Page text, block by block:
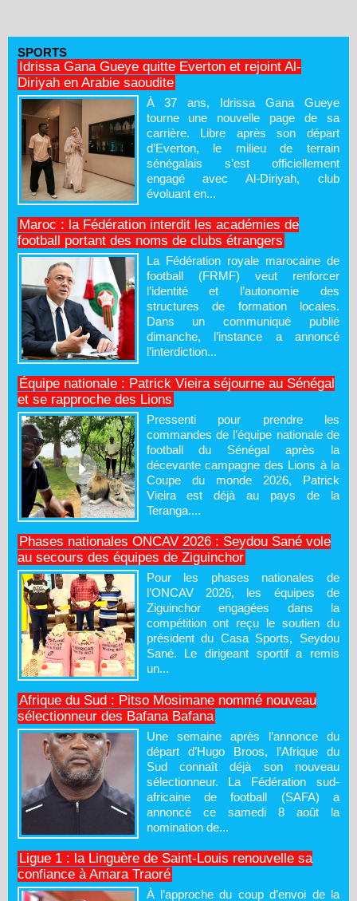
SPORTS
Idrissa Gana Gueye quitte Everton et rejoint Al-
Diriyah en Arabie saoudite
À 37 ans, Idrissa Gana Gueye
tourne une nouvelle page de sa
carrière. Libre après son départ
d’Everton, le milieu de terrain
sénégalais s’est officiellement
engagé avec Al-Diriyah, club
évoluant en...
Maroc : la Fédération interdit les académies de
football portant des noms de clubs étrangers
La Fédération royale marocaine de
football (FRMF) veut renforcer
l’identité et l’autonomie des
structures de formation locales.
Dans un communiqué publié
dimanche, l’instance a annoncé
l’interdiction...
Équipe nationale : Patrick Vieira séjourne au Sénégal
et se rapproche des Lions
Pressenti pour prendre les
commandes de l’équipe nationale de
football du Sénégal après la
décevante campagne des Lions à la
Coupe du monde 2026, Patrick
Vieira est déjà au pays de la
Teranga....
Phases nationales ONCAV 2026 : Seydou Sané vole
au secours des équipes de Ziguinchor
Pour les phases nationales de
l’ONCAV 2026, les équipes de
Ziguinchor engagées dans la
compétition ont reçu le soutien du
président du Casa Sports, Seydou
Sané. Le dirigeant sportif a remis
un...
Afrique du Sud : Pitso Mosimane nommé nouveau
sélectionneur des Bafana Bafana
Une semaine après l’annonce du
départ d’Hugo Broos, l’Afrique du
Sud connaît déjà son nouveau
sélectionneur. La Fédération sud-
africaine de football (SAFA) a
annoncé ce samedi 8 août la
nomination de...
Ligue 1 : la Linguère de Saint-Louis renouvelle sa
confiance à Amara Traoré
À l’approche du coup d’envoi de la